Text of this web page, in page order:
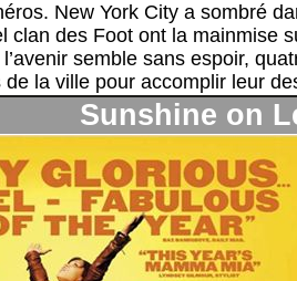
New York City a sombré
clan des Foot ont la mainmise
semble sans espoir,
la ville pour accomplir leur
Sunshine on